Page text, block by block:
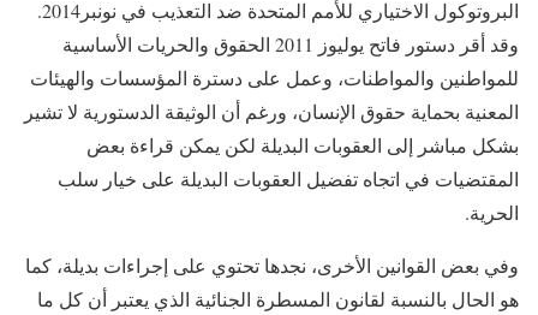
البروتوكول الاختياري للأمم المتحدة ضد التعذيب في نونبر2014.
وقد أقر دستور فاتح يوليوز 2011 الحقوق والحريات الأساسية
للمواطنين والمواطنات، وعمل على دسترة المؤسسات والهيئات
المعنية بحماية حقوق الإنسان، ورغم أن الوثيقة الدستورية لا تشير
بشكل مباشر إلى العقوبات البديلة لكن يمكن قراءة بعض
المقتضيات في اتجاه تفضيل العقوبات البديلة على خيار سلب
الحرية.
وفي بعض القوانين الأخرى، نجدها تحتوي على إجراءات بديلة، كما
هو الحال بالنسبة لقانون المسطرة الجنائية الذي يعتبر أن كل ما